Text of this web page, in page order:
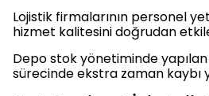
Lojistik firmalarının personel
hizmet kalitesini doğrudan
Depo stok yönetiminde
sürecinde ekstra zaman kaybı